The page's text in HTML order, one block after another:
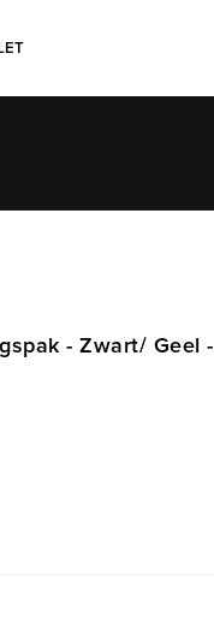
- Zwart/ Geel -